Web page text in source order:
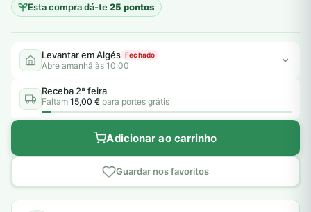
Esta compra dá-te25 pontos
Levantar em Algés Fechado
Abre amanhã às 10:00
Receba 2ª feira
Faltam 15,00 € para portes grátis
Adicionar ao carrinho
Guardar nos favoritos